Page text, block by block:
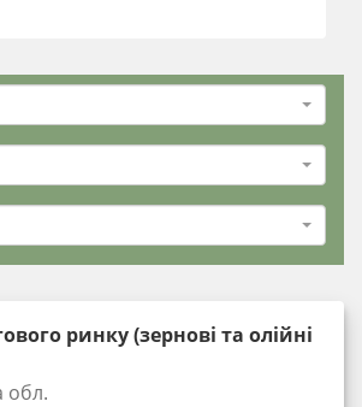
ринку (зернові та олійні
обл.